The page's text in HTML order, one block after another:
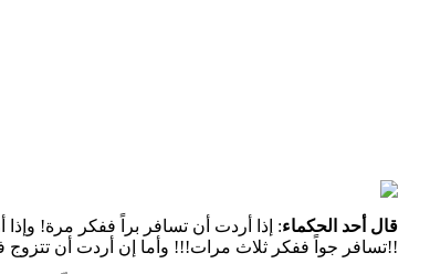
قال أحد الحكماء: إذا أردت أن تسافر براً ففكر مرة!
تسافر جواً ففكر ثلاث مرات!!! وأما إن أردت أن تتزوج ففكر سبع مرات!!